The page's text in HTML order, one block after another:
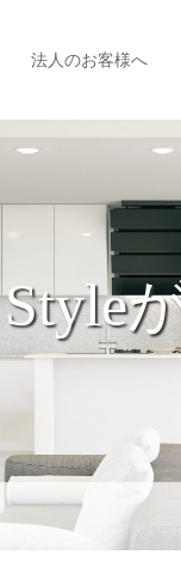
法人のお客様へ